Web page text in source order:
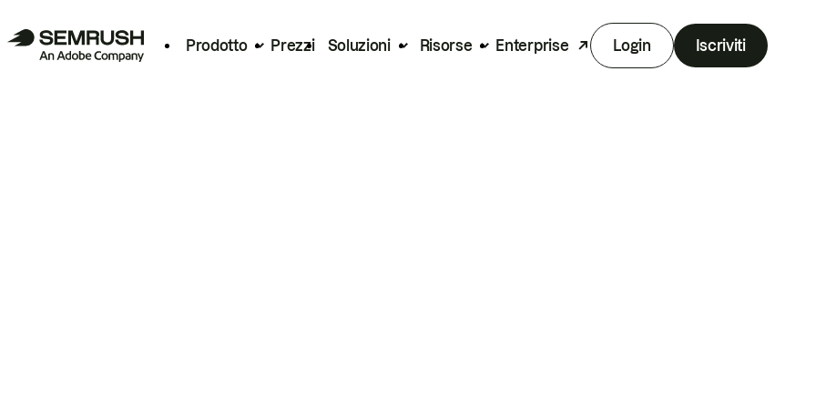
Prodotto Prezzi Soluzioni Risorse Enterprise Login Iscriviti